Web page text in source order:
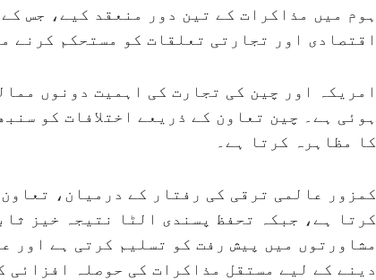
ہوم میں مذاکرات کے تین دور منعقد کیے، جس
اقتصادی اور تجارتی تعلقات کو مستحکم کرنے
امریکہ اور چین کی تجارت کی اہمیت دونوں
ہوئی ہے۔ چین تعاون کے ذریعے اختلافات کو
کا مظاہرہ کرتا ہے۔
کمزور عالمی ترقی کی رفتار کے درمیان،
کرتا ہے، جبکہ تحفظ پسندی الٹا نتیجہ خیز
مشاورتوں میں پیش رفت کو تسلیم کرتی ہے اور
دینے کے لیے مستقل مذاکرات کی حوصلہ افزائی